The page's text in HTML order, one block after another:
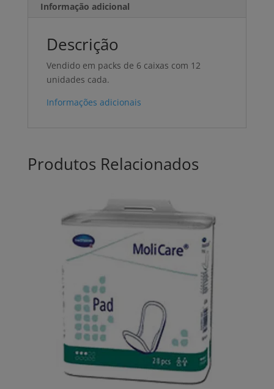
Informação adicional
Descrição
Vendido em packs de 6 caixas com 12
unidades cada.
Informações adicionais
Produtos Relacionados